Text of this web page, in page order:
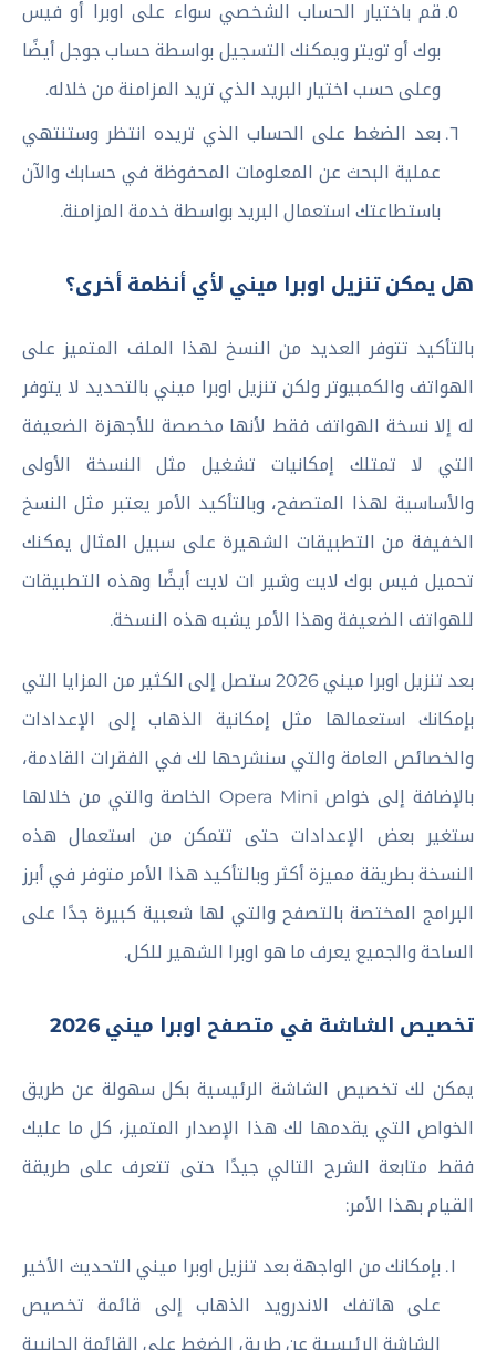
قم باختيار الحساب الشخصي سواء على اوبرا أو فيس
بوك أو تويتر ويمكنك التسجيل بواسطة حساب جوجل أيضًا
وعلى حسب اختيار البريد الذي تريد المزامنة من خلاله.
بعد الضغط على الحساب الذي تريده انتظر وستنتهي
عملية البحث عن المعلومات المحفوظة في حسابك والآن
باستطاعتك استعمال البريد بواسطة خدمة المزامنة.
هل يمكن تنزيل اوبرا ميني لأي أنظمة أخرى؟
بالتأكيد تتوفر العديد من النسخ لهذا الملف المتميز على
الهواتف والكمبيوتر ولكن تنزيل اوبرا ميني بالتحديد لا يتوفر
له إلا نسخة الهواتف فقط لأنها مخصصة للأجهزة الضعيفة
التي لا تمتلك إمكانيات تشغيل مثل النسخة الأولى
والأساسية لهذا المتصفح، وبالتأكيد الأمر يعتبر مثل النسخ
الخفيفة من التطبيقات الشهيرة على سبيل المثال يمكنك
تحميل فيس بوك لايت وشير ات لايت أيضًا وهذه التطبيقات
للهواتف الضعيفة وهذا الأمر يشبه هذه النسخة.
بعد تنزيل اوبرا ميني 2026 ستصل إلى الكثير من المزايا التي
بإمكانك استعمالها مثل إمكانية الذهاب إلى الإعدادات
والخصائص العامة والتي سنشرحها لك في الفقرات القادمة،
بالإضافة إلى خواص Opera Mini الخاصة والتي من خلالها
ستغير بعض الإعدادات حتى تتمكن من استعمال هذه
النسخة بطريقة مميزة أكثر وبالتأكيد هذا الأمر متوفر في أبرز
البرامج المختصة بالتصفح والتي لها شعبية كبيرة جدًا على
الساحة والجميع يعرف ما هو اوبرا الشهير للكل.
تخصيص الشاشة في متصفح اوبرا ميني 2026
يمكن لك تخصيص الشاشة الرئيسية بكل سهولة عن طريق
الخواص التي يقدمها لك هذا الإصدار المتميز، كل ما عليك
فقط متابعة الشرح التالي جيدًا حتى تتعرف على طريقة
القيام بهذا الأمر:
بإمكانك من الواجهة بعد تنزيل اوبرا ميني التحديث الأخير
على هاتفك الاندرويد الذهاب إلى قائمة تخصيص
الشاشة الرئيسية عن طريق الضغط على القائمة الجانبية